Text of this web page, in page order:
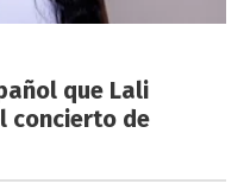
que Lali
concierto de